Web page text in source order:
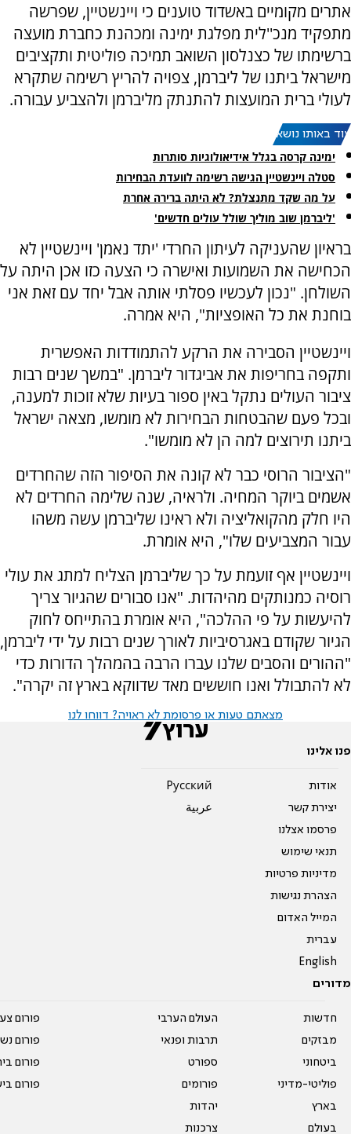
אתרים מקומיים באשדוד טוענים כי ויינשטיין, שפרשה
מתפקיד מנכ''לית מפלגת ימינה ומכהנת כחברת מועצה
ברשימתו של כצנלסון השואב תמיכה פוליטית ותקציבים
מישראל ביתנו של ליברמן, צפויה להריץ רשימה שתקרא
לעולי ברית המועצות להתנתק מליברמן ולהצביע עבורה.
עוד באותו נושא:
ימינה קרסה בגלל אידיאולוגיות סותרות
סטלה ויינשטיין הגישה רשימה לוועדת הבחירות
על מה שקד מתנצלת? לא היתה ברירה אחרת
'ליברמן שוב מוליך שולל עולים חדשים'
בראיון שהעניקה לעיתון החרדי 'יתד נאמן' ויינשטיין לא
הכחישה את השמועות ואישרה כי הצעה כזו אכן היתה על
השולחן. "נכון לעכשיו פסלתי אותה אבל יחד עם זאת אני
בוחנת את כל האופציות", היא אמרה.
ויינשטיין הסבירה את הרקע להתמודדות האפשרית
ותקפה בחריפות את אביגדור ליברמן. "במשך שנים רבות
ציבור העולים נתקל באין ספור בעיות שלא זוכות למענה,
ובכל פעם שהבטחות הבחירות לא מומשו, מצאה ישראל
ביתנו תירוצים למה הן לא מומשו".
"הציבור הרוסי כבר לא קונה את הסיפור הזה שהחרדים
אשמים ביוקר המחיה. ולראיה, שנה שלימה החרדים לא
היו חלק מהקואליציה ולא ראינו שליברמן עשה משהו
עבור המצביעים שלו", היא אומרת.
ויינשטיין אף זועמת על כך שליברמן הצליח למתג את עולי
רוסיה כמנותקים מהיהדות. "אנו סבורים שהגיור צריך
להיעשות על פי ההלכה", היא אומרת בהתייחס לחוק
הגיור שקודם באגרסיביות לאורך שנים רבות על ידי ליברמן,
"ההורים והסבים שלנו עברו הרבה בהמהלך הדורות כדי
לא להתבולל ואנו חוששים מאד שדווקא בארץ זה יקרה".
מצאתם טעות או פרסומת לא ראויה? דווחו לנו
פנו אלינו
אודות
יצירת קשר
פרסמו אצלנו
תנאי שימוש
מדיניות פרטיות
הצהרת נגישות
המייל האדום
עברית
English
Pусский
عربية
מדורים
חדשות
מבזקים
ביטחוני
פוליטי-מדיני
בארץ
בעולם
העולם הערבי
תרבות ופנאי
ספורט
פורומים
יהדות
צרכנות
פורום
פורום
פורום
פורום